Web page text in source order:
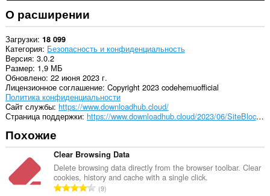
О расширении
Загрузки 18 099
Категория Безопасность и конфиденциальность
Версия 3.0.2
Размер 1,9 МБ
Обновлено 22 июня 2023 г.
Лицензионное соглашение Copyright 2023 codehemuofficial
Политика конфиденциальности
Cайт службы https://www.downloadhub.cloud/
Страница поддержки
https://www.downloadhub.cloud/2023/06/SiteBlock.html
Похожие
Clear Browsing Data
Delete browsing data directly from the browser toolbar. Clear
cookies, history and cache with a single click.
В9